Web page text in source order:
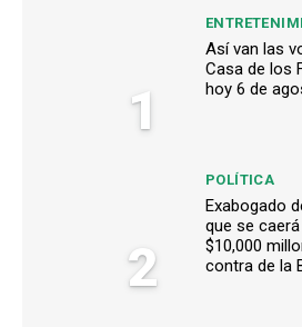
1
Así van las
Casa de los
hoy 6 de
2
POLÍTICA
Exabogado
que se
$10,000
contra de la